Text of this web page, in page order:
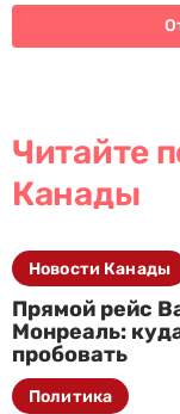
Читайте
Канады
Прямой рейс
Монреаль:
пробовать
Новости Канады
Политика